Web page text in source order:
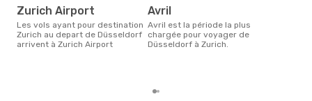
Zurich Airport
Les vols ayant pour destination
Zurich au depart de Düsseldorf
arrivent à Zurich Airport
avril
avril est la période la plus
chargée pour voyager de
Düsseldorf à Zurich.